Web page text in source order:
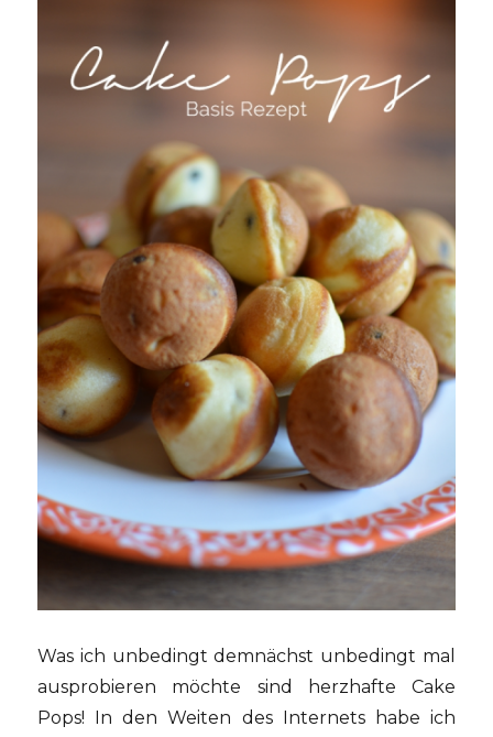
Was ich unbedingt demnächst unbedingt mal
ausprobieren möchte sind herzhafte Cake
Pops! In den Weiten des Internets habe ich